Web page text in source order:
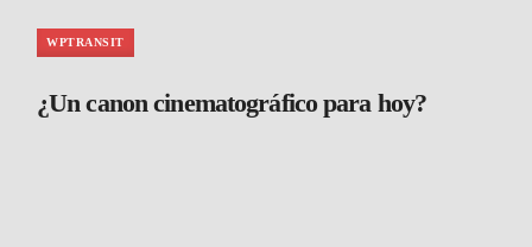
WPTRANSIT
¿Un canon cinematográfico para hoy?